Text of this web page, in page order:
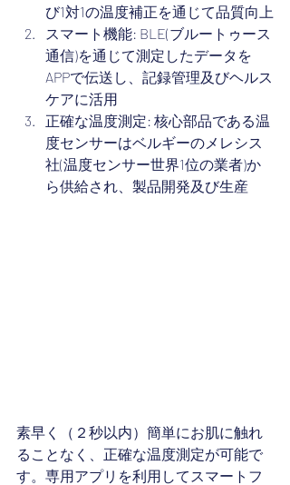
び1対1の温度補正を通じて品質向上
スマート機能: BLE(ブルートゥース
通信)を通じて測定したデータを
APPで伝送し、記録管理及びヘルス
ケアに活用
正確な温度測定: 核心部品である温
度センサーはベルギーのメレシス
社(温度センサー世界1位の業者)か
ら供給され、製品開発及び生産
素早く（２秒以内）簡単にお肌に触れ
ることなく、正確な温度測定が可能で
す。専用アプリを利用してスマートフ